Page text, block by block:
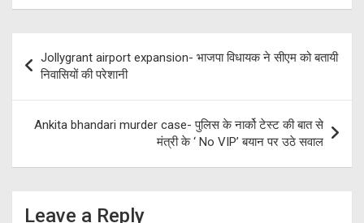
k
p
navigation
Jollygrant airport expansion- भाजपा विधायक ने सीएम को बतायी
निवासियों की परेशानी
Ankita bhandari murder case- पुलिस के नार्को टेस्ट की बात से
मंत्री के ‘ No VIP’ बयान पर उठे सवाल
Leave a Reply